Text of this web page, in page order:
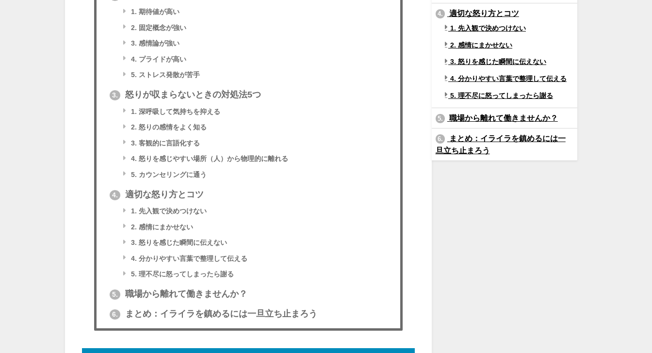
1. 期待値が高い
2. 固定概念が強い
3. 感情論が強い
4. プライドが高い
5. ストレス発散が苦手
3. 怒りが収まらないときの対処法5つ
1. 深呼吸して気持ちを抑える
2. 怒りの感情をよく知る
3. 客観的に言語化する
4. 怒りを感じやすい場所（人）から物理的に離れる
5. カウンセリングに通う
4. 適切な怒り方とコツ
1. 先入観で決めつけない
2. 感情にまかせない
3. 怒りを感じた瞬間に伝えない
4. 分かりやすい言葉で整理して伝える
5. 理不尽に怒ってしまったら謝る
5. 職場から離れて働きませんか？
6. まとめ：イライラを鎮めるには一旦立ち止まろう
4. 適切な怒り方とコツ
1. 先入観で決めつけない
2. 感情にまかせない
3. 怒りを感じた瞬間に伝えない
4. 分かりやすい言葉で整理して伝える
5. 理不尽に怒ってしまったら謝る
5. 職場から離れて働きませんか？
6.
まとめ：イライラを鎮めるには一
旦立ち止まろう